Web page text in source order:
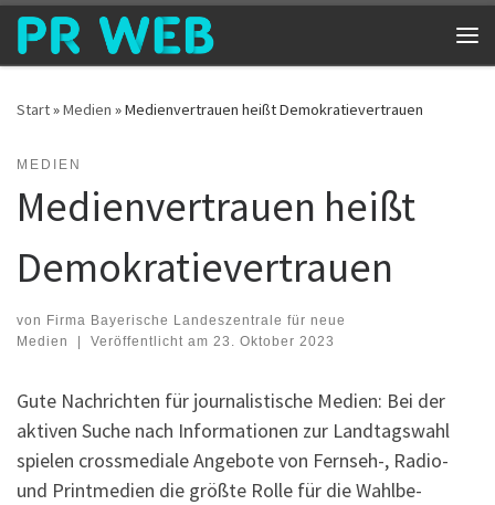
Zum Inhalt springen
Start»Medien »Medienvertrauen heißt Demokratievertrauen
MEDIEN
Medienvertrauen heißt
Demokratievertrauen
von Firma Bayerische Landeszentrale für neue
Medien
| Veröffentlicht am 23. Oktober 2023
Gute Nachrichten für journalistische Medien: Bei der
aktiven Suche nach Informationen zur Landtagswahl
spielen crossmediale Angebote von Fernseh-, Radio-
und Printmedien die größte Rolle für die Wahl­­be­­